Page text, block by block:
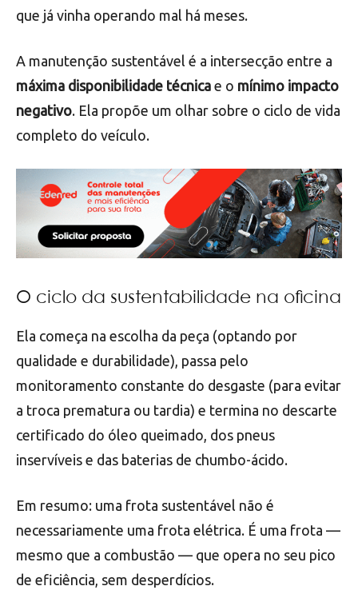
que já vinha operando mal há meses.
A manutenção sustentável é a intersecção entre a
máxima disponibilidade técnica e o mínimo impacto
negativo. Ela propõe um olhar sobre o ciclo de vida
completo do veículo.
O ciclo da sustentabilidade na oficina
Ela começa na escolha da peça (optando por
qualidade e durabilidade), passa pelo
monitoramento constante do desgaste (para evitar
a troca prematura ou tardia) e termina no descarte
certificado do óleo queimado, dos pneus
inservíveis e das baterias de chumbo-ácido.
Em resumo: uma frota sustentável não é
necessariamente uma frota elétrica. É uma frota —
mesmo que a combustão — que opera no seu pico
de eficiência, sem desperdícios.